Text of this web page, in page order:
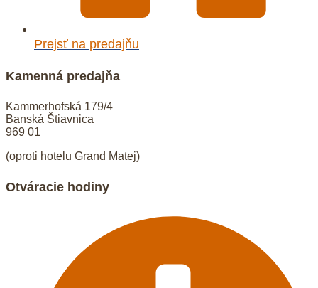
Prejsť na predajňu
Kamenná predajňa
Kammerhofská 179/4
Banská Štiavnica
969 01
(oproti hotelu Grand Matej)
Otváracie hodiny